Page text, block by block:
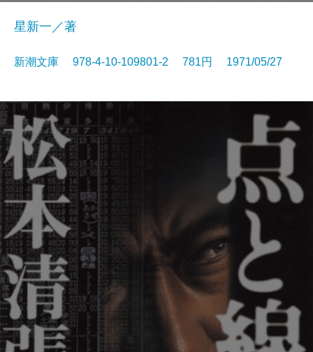
星新一／著
新潮文庫 978-4-10-109801-2 781円 1971/05/27